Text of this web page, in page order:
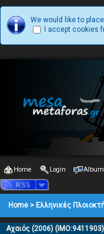
We would like to
I accept cookies
Home Login
Home > Ελληνικές
Αχαιός (2006) (IMO:9411903)